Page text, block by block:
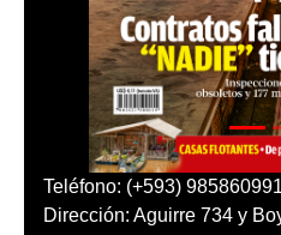
Teléfono: (+593)
Dirección: Aguirre 734 y